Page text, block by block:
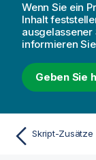
Wenn Sie ein
Inhalt
informieren
Geben Sie
Skript-Zusätze